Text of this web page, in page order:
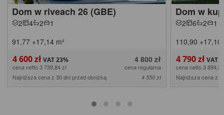
Dom w riveach 26 (GBE)
2 4 2
1
91,77 +17,14 m²
4 600 zł 4 800 zł
cena netto 3 739,84 zł
cena regularna
Najniższa cena z 30 dni przed obniżką
4 550 zł
Dom w
2 6 2
1
110,90 +17,10
4 790 zł
cena netto 3
Najniższa cena z